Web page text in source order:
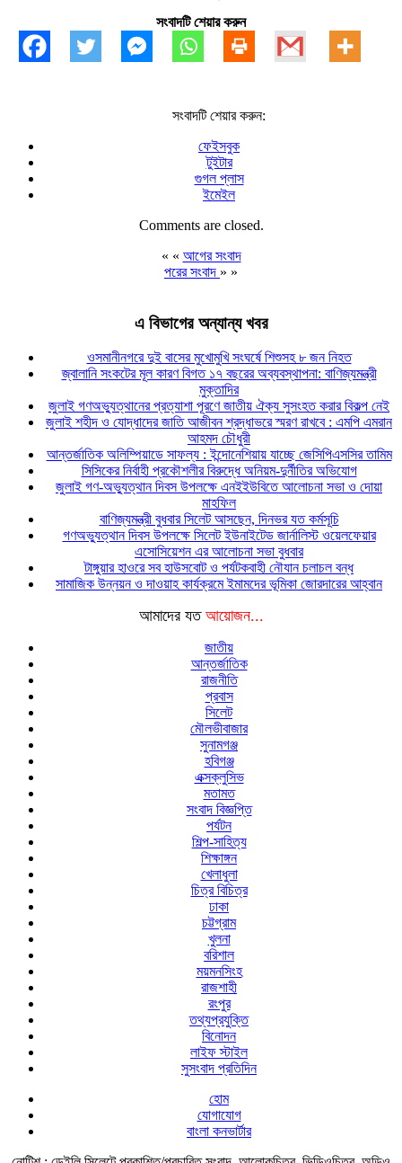
সংবাদটি শেয়ার করুন
সংবাদটি শেয়ার করুন:
ফেইসবুক
টুইটার
গুগল প্লাস
ইমেইল
Comments are closed.
« « আগের সংবাদ
পরের সংবাদ » »
এ বিভাগের অন্যান্য খবর
ওসমানীনগরে দুই বাসের মুখোমুখি সংঘর্ষে শিশুসহ ৮ জন নিহত
জ্বালানি সংকটের মূল কারণ বিগত ১৭ বছরের অব্যবস্থাপনা: বাণিজ্যমন্ত্রী
মুক্তাদির
জুলাই গণঅভ্যুত্থানের প্রত্যাশা পূরণে জাতীয় ঐক্য সুসংহত করার বিকল্প নেই
জুলাই শহীদ ও যোদ্ধাদের জাতি আজীবন শ্রদ্ধাভরে স্মরণ রাখবে : এমপি এমরান
আহমদ চৌধুরী
আন্তর্জাতিক অলিম্পিয়াডে সাফল্য : ইন্দোনেশিয়ায় যাচ্ছে জেসিপিএসসির তামিম
সিসিকের নির্বাহী প্রকৌশলীর বিরুদ্ধে অনিয়ম-দুর্নীতির অভিযোগ
জুলাই গণ-অভ্যুত্থান দিবস উপলক্ষে এনইইউবিতে আলোচনা সভা ও দোয়া
মাহফিল
বাণিজ্যমন্ত্রী বুধবার সিলেট আসছেন, দিনভর যত কর্মসূচি
গণঅভ্যুত্থান দিবস উপলক্ষে সিলেট ইউনাইটেড জার্নালিস্ট ওয়েলফেয়ার
এসোসিয়েশন এর আলোচনা সভা বুধবার
টাঙ্গুয়ার হাওরে সব হাউসবোট ও পর্যটকবাহী নৌযান চলাচল বন্ধ
সামাজিক উন্নয়ন ও দাওয়াহ কার্যক্রমে ইমামদের ভূমিকা জোরদারের আহ্বান
আমাদের যত আয়োজন...
জাতীয়
আন্তর্জাতিক
রাজনীতি
প্রবাস
সিলেট
মৌলভীবাজার
সুনামগঞ্জ
হবিগঞ্জ
এক্সক্লুসিভ
মতামত
সংবাদ বিজ্ঞপ্তি
পর্যটন
শিল্প-সাহিত্য
শিক্ষাঙ্গন
খেলাধুলা
চিত্র বিচিত্র
ঢাকা
চট্টগ্রাম
খুলনা
বরিশাল
ময়মনসিংহ
রাজশাহী
রংপুর
তথ্যপ্রযুক্তি
বিনোদন
লাইফ স্টাইল
সুসংবাদ প্রতিদিন
হোম
যোগাযোগ
বাংলা কনভার্টার